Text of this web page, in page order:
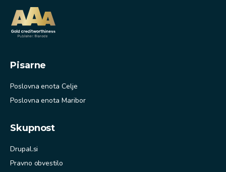
Pisarne
Poslovna enota Celje
Poslovna enota Maribor
Skupnost
Drupal.si
Pravno obvestilo